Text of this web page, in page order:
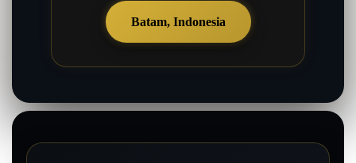
Batam, Indonesia